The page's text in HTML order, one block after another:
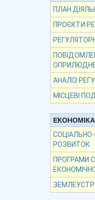
ПЛАН
ПРОЄКТИ
АНАЛІЗ
МІСЦЕВІ
ЕКОНОМІКА
РОЗВИТОК
ПРОГРАМИ